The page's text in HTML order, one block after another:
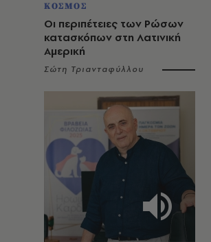
ΚΟΣΜΟΣ
Οι περιπέτειες των Ρώσων
κατασκόπων στη Λατινική
Αμερική
Σώτη Τριανταφύλλου